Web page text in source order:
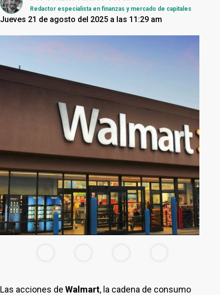
Redactor especialista en finanzas y mercado de capitales
Jueves 21 de agosto del 2025 a las 11:29 am
Las acciones de Walmart, la cadena de consumo